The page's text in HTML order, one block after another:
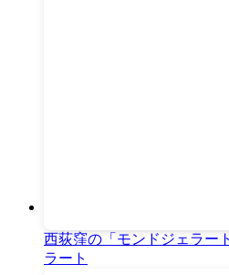
西荻窪の「モンドジェラー
ラート